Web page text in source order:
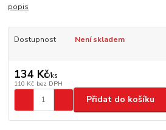
popis
Dostupnost Není skladem
134 Kč/ks
110 Kč bez DPH
Přidat do košíku